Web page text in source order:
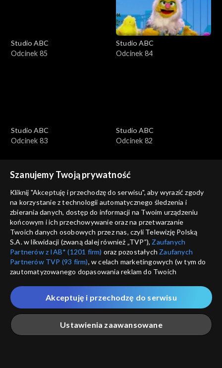
Studio ABC
Odcinek 85
Studio ABC
Odcinek 84
Studio ABC
Odcinek 83
Studio ABC
Odcinek 82
Studio ABC
Odcinek 81
Studio ABC
Odcinek 80
Studio ABC
Odcinek 79
Studio ABC
Odcinek 78
Szanujemy Twoją prywatność
Kliknij "Akceptuję i przechodzę do serwisu", aby wyrazić zgody
na korzystanie z technologii automatycznego śledzenia i
zbierania danych, dostęp do informacji na Twoim urządzeniu
końcowym i ich przechowywanie oraz na przetwarzanie
Twoich danych osobowych przez nas, czyli Telewizję Polską
S.A. w likwidacji (zwaną dalej również „TVP”), Zaufanych
Partnerów z IAB* (1201 firm) oraz pozostałych Zaufanych
Partnerów TVP (93 firm), w celach marketingowych (w tym do
zautomatyzowanego dopasowania reklam do Twoich
które wskazujemy poniżej, a także zgody na udostępnianie
przez nas identyfikatora PPID do Google.
Twoje dane osobowe zbierane podczas odwiedzania przez
Ciebie naszych
poszczególnych serwisówzwanych dalej
„Portalem”, w tym informacje zapisywane za pomocą
Ustawienia zaawansowane
Akceptuję i przechodzę do serwisu